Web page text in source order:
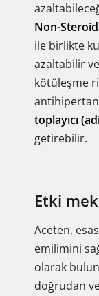
Non-
ile birlikte
azaltabilir
kötüleşme
toplayıcı
getirebilir.
Etki
Aceten,
emilimini
olarak
doğrudan